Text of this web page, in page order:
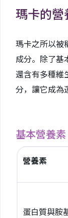
瑪卡的營
瑪卡之所以被
成分。除了基
還含有多種維
分，讓它成為
基本營養素
營養素
蛋白質與胺